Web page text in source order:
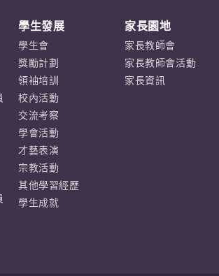
學生發展
學生會
獎勵計劃
領袖培訓
校內活動
交流考察
學會活動
才藝表演
宗教活動
其他學習經歷
學生成就
家長園地
家長教師會
家長教師會活動
家長資訊